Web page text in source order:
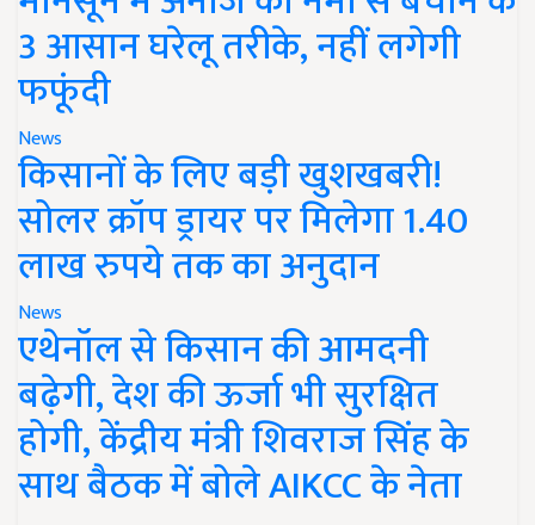
3 आसान घरेलू तरीके, नहीं लगेगी
फफूंदी
News
किसानों के लिए बड़ी खुशखबरी!
सोलर क्रॉप ड्रायर पर मिलेगा 1.40
लाख रुपये तक का अनुदान
News
एथेनॉल से किसान की आमदनी
बढ़ेगी, देश की ऊर्जा भी सुरक्षित
होगी, केंद्रीय मंत्री शिवराज सिंह के
साथ बैठक में बोले AIKCC के नेता